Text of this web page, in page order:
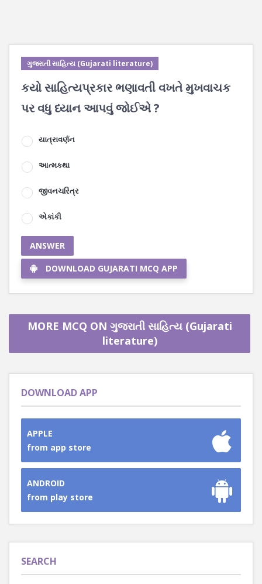
ગુજરાતી સાહિત્ય (Gujarati literature)
કયો સાહિત્યપ્રકાર ભણાવતી વખતે મુખવાચક
પર વધુ ધ્યાન આપવું જોઈએ ?
યાત્રાવર્ણન
આત્મકથા
જીવનચરિત્ર
એકાંકી
ANSWER
DOWNLOAD GUJARATI MCQ APP
MORE MCQ ON ગુજરાતી સાહિત્ય (Gujarati
literature)
DOWNLOAD APP
APPLE
from app store
ANDROID
from play store
SEARCH